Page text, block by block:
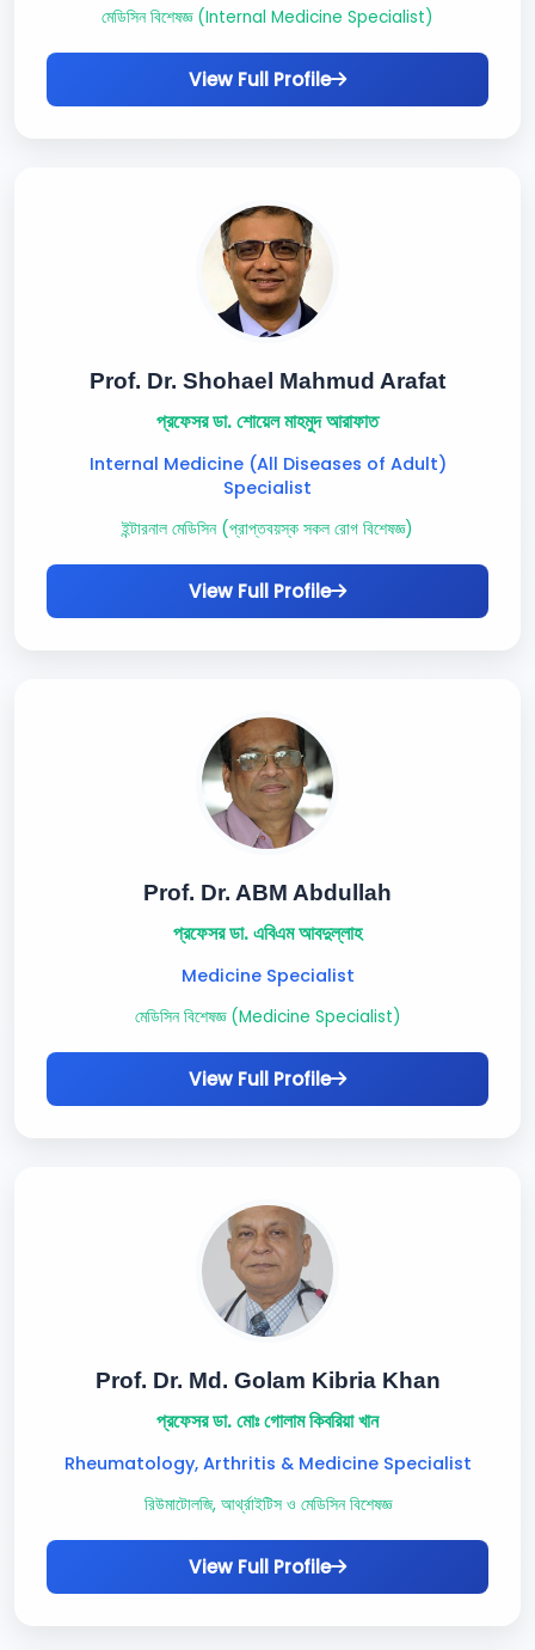
মেডিসিন বিশেষজ্ঞ (Internal Medicine Specialist)
View Full Profile
Prof. Dr. Shohael Mahmud Arafat
প্রফেসর ডা. শোয়েল মাহমুদ আরাফাত
Internal Medicine (All Diseases of Adult)
Specialist
ইন্টারনাল মেডিসিন (প্রাপ্তবয়স্ক সকল রোগ বিশেষজ্ঞ)
View Full Profile
Prof. Dr. ABM Abdullah
প্রফেসর ডা. এবিএম আবদুল্লাহ
Medicine Specialist
মেডিসিন বিশেষজ্ঞ (Medicine Specialist)
View Full Profile
Prof. Dr. Md. Golam Kibria Khan
প্রফেসর ডা. মোঃ গোলাম কিবরিয়া খান
Rheumatology, Arthritis & Medicine Specialist
রিউমাটোলজি, আর্থ্রাইটিস ও মেডিসিন বিশেষজ্ঞ
View Full Profile